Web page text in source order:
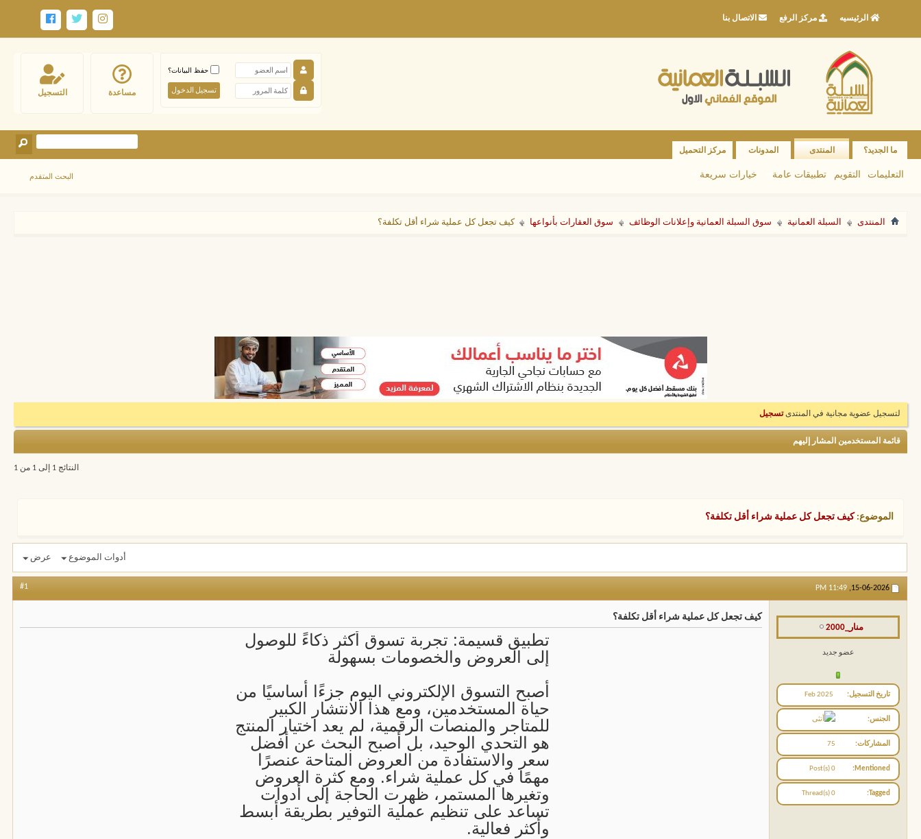
الرئيسيه مركز الرفع الاتصال بنا
التسجيل مساعدة
حفظ البيانات؟
ما الجديد؟ المنتدى
التعليمات التقويم تطبيقات عامة خيارات سريعة
المدونات مركز التحميل
البحث المتقدم
المنتدى السبلة العمانية سوق السبلة العمانية وإعلانات الوظائف سوق العقارات بأنواعها كيف تجعل كل عملية شراء أقل تكلفة؟
لتسجيل عضوية مجانية في المنتدىتسجيل
قائمة المستخدمين المشار إليهم
النتائج 1 إلى 1 من 1
الموضوع: كيف تجعل كل عملية شراء أقل تكلفة؟
أدوات الموضوع عرض
15-06-2026,
11:49 PM
#1
منار_2000
عضو جديد
تاريخ التسجيل Feb 2025
الجنس
المشاركات 75
Mentioned
0 Post(s)
Tagged
0 Thread(s)
كيف تجعل كل عملية شراء أقل تكلفة؟
تطبيق قسيمة: تجربة تسوق أكثر ذكاءً للوصول
إلى العروض والخصومات بسهولة
أصبح التسوق الإلكتروني اليوم جزءًا أساسيًا من
حياة المستخدمين، ومع هذا الانتشار الكبير
للمتاجر والمنصات الرقمية، لم يعد اختيار المنتج
هو التحدي الوحيد، بل أصبح البحث عن أفضل
سعر والاستفادة من العروض المتاحة عنصرًا
مهمًا في كل عملية شراء. ومع كثرة العروض
وتغيرها المستمر، ظهرت الحاجة إلى أدوات
تساعد على تنظيم عملية التوفير بطريقة أبسط
وأكثر فعالية.